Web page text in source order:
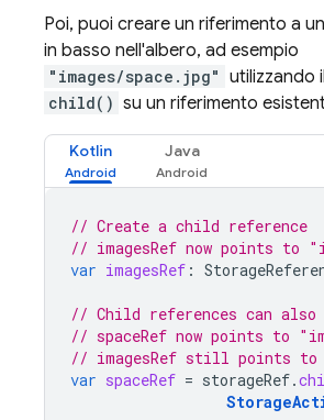
Poi, puoi creare un riferimento a
in basso nell'albero, ad esempio
"images/space.jpg" utilizzando
child() su un riferimento
Kotlin Java
// Create a child reference
// imagesRef now points to
var imagesRef :
// Child references can also
// spaceRef now points to
// imagesRef still points to
var spaceRef = storageRef.